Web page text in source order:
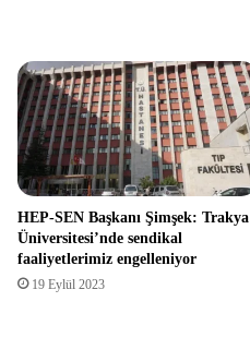
HEP-SEN Başkanı Şimşek: Trakya
Üniversitesi’nde sendikal
faaliyetlerimiz engelleniyor
19 Eylül 2023